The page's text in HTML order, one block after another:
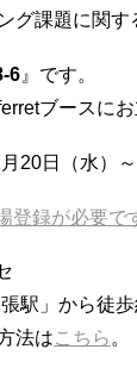
グ課題に関す
6 』です。
ブースに
20日（水）
登録が必要で
駅」から徒
法はこちら。